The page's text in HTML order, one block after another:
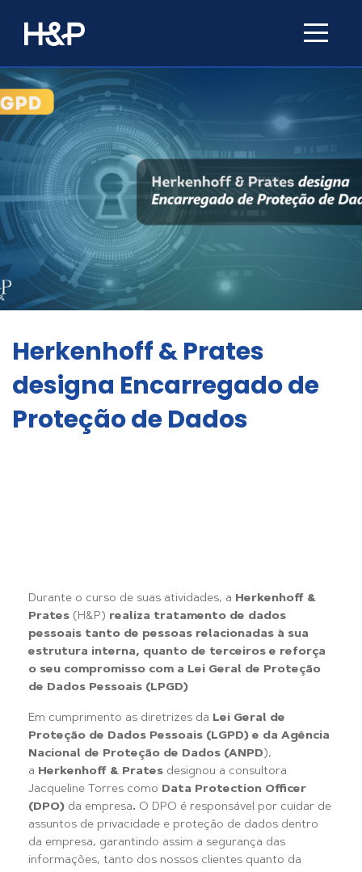
Herkenhoff & Prates
designa Encarregado de
Proteção de Dados
Durante o curso de suas atividades, a Herkenhoff &
Prates (H&P) realiza tratamento de dados
pessoais tanto de pessoas relacionadas à sua
estrutura interna, quanto de terceiros e reforça
o seu compromisso com a Lei Geral de Proteção
de Dados Pessoais (LPGD)
Em cumprimento as diretrizes da Lei Geral de
Proteção de Dados Pessoais (LGPD) e da Agência
Nacional de Proteção de Dados (ANPD ),
a Herkenhoff & Prates designou a consultora
Jacqueline Torres como Data Protection Officer
(DPO) da empresa. O DPO é responsável por cuidar de
assuntos de privacidade e proteção de dados dentro
da empresa, garantindo assim a segurança das
informações, tanto dos nossos clientes quanto da